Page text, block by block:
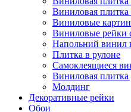
Виниловая
Виниловые
Виниловые рейки
Напольний винил
Плитка в рулоне
Самоклеящиеся
Виниловая плитка
Молдинг
Декоративные рейки
Обои